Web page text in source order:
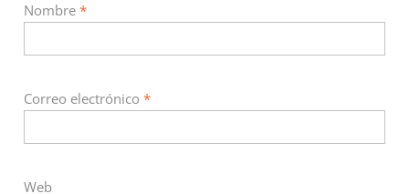
Nombre*
Correo electrónico*
Web